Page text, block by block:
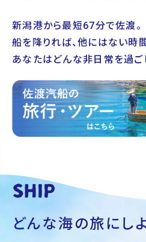
新潟港から最短67分で佐渡。
船を降りれば、他にはない時
あなたはどんな非日常を過ご
どんな海の旅にし